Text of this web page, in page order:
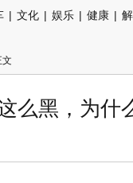
| 文化 | 娱乐 | 健康 |
文
么黑，为什